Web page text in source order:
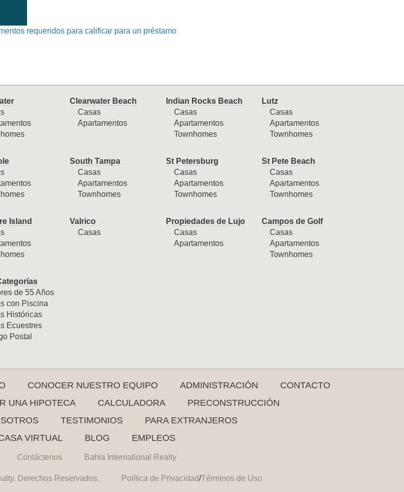
requeridos para calificar para un préstamo
Clearwater Beach
Casas
Apartamentos
Indian Rocks Beach
Casas
Apartamentos
Townhomes
Lutz
Casas
Apartamentos
Townhomes
South Tampa
Casas
Apartamentos
Townhomes
St Petersburg
Casas
Apartamentos
Townhomes
St Pete Beach
Casas
Apartamentos
Townhomes
Island
Valrico
Casas
Propiedades de Lujo
Casas
Apartamentos
Campos de Golf
Casas
Apartamentos
Townhomes
de 55 Años
con Piscina
Históricas
Ecuestres
Postal
CONOCER NUESTRO EQUIPO ADMINISTRACIÓN
CONTACTO
UNA HIPOTECA CALCULADORA
PRECONSTRUCCIÓN
TESTIMONIOS
PARA EXTRANJEROS
VIRTUAL
BLOG EMPLEOS
Contáctenos Bahia International Realty
Derechos Reservados. Política de Privacidad/Términos de Uso